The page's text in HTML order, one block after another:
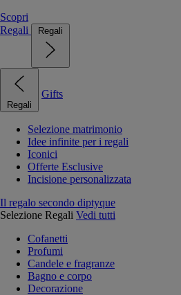
Scopri
Regali
Regali
Regali
Gifts
Selezione matrimonio
Idee infinite per i regali
Iconici
Offerte Esclusive
Incisione personalizzata
Il regalo secondo diptyque
Selezione Regali Vedi tutti
Cofanetti
Profumi
Candele e fragranze
Bagno e corpo
Decorazione